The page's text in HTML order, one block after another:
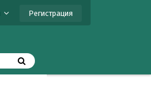
Регистрация